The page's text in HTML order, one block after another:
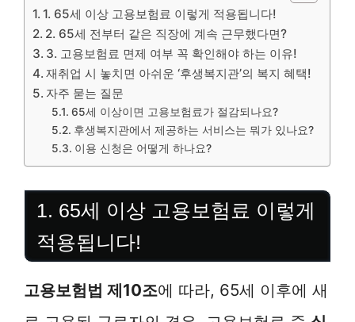
1. 65세 이상 고용보험료 이렇게 적용됩니다!
2. 65세 전부터 같은 직장에 계속 근무했다면?
3. 고용보험료 면제 여부 꼭 확인해야 하는 이유!
재취업 시 놓치면 아쉬운 ‘후생복지관’의 복지 혜택!
자주 묻는 질문
65세 이상이면 고용보험료가 절감되나요?
후생복지관에서 제공하는 서비스는 뭐가 있나요?
이용 신청은 어떻게 하나요?
1. 65세 이상 고용보험료 이렇게
적용됩니다!
고용보험법 제10조에 따라, 65세 이후에 새